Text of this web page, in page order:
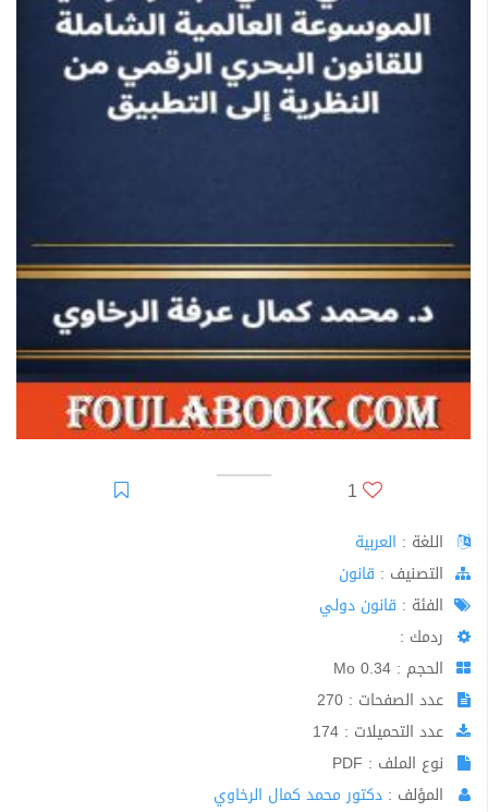
1
اللغة : العربية
اﻟﺘﺼﻨﻴﻒ : قانون
الفئة : قانون دولي
ردمك :
الحجم : 0.34 Mo
عدد الصفحات : 270
عدد التحميلات : 174
نوع الملف : PDF
المؤلف : دكتور محمد كمال الرخاوي